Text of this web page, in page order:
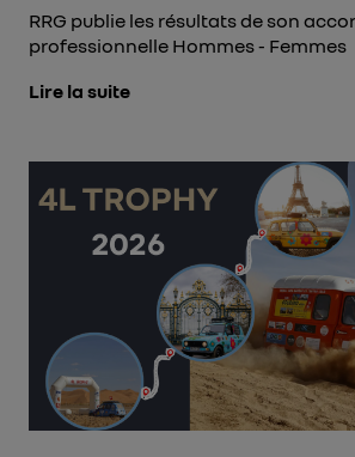
RRG publie les résultats de son
professionnelle Hommes - Femmes
Lire la suite